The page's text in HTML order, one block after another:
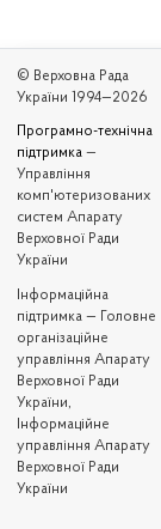
© Верховна Рада
України 1994—2026
Програмно-технічна
підтримка —
Управління
комп'ютеризованих
систем Апарату
Верховної Ради
України
Iнформаційна
підтримка — Головне
організаційне
управління Апарату
Верховної Ради
України,
Інформаційне
управління Апарату
Верховної Ради
України